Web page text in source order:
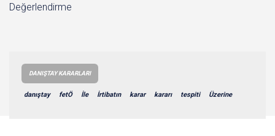
Değerlendirme
DANIŞTAY KARARLARI
danıştay fetÖ İle İrtibatın karar kararı tespiti Üzerine